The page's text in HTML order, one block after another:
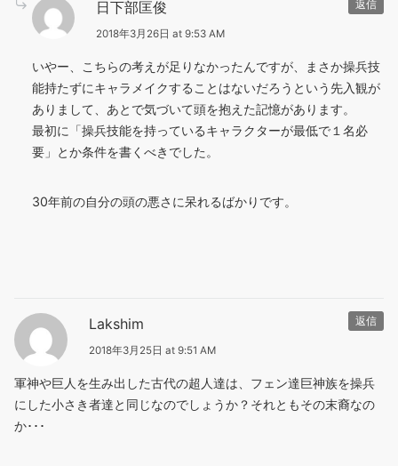
返信
日下部匡俊
2018年3月26日 at 9:53 AM
いやー、こちらの考えが足りなかったんですが、まさか操兵技
能持たずにキャラメイクすることはないだろうという先入観が
ありまして、あとで気づいて頭を抱えた記憶があります。
最初に「操兵技能を持っているキャラクターが最低で１名必
要」とか条件を書くべきでした。
30年前の自分の頭の悪さに呆れるばかりです。
返信
Lakshim
2018年3月25日 at 9:51 AM
軍神や巨人を生み出した古代の超人達は、フェン達巨神族を操兵
にした小さき者達と同じなのでしょうか？それともその末裔なの
か･･･